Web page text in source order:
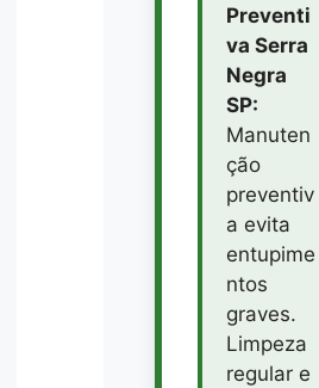
Preventi
va Serra
Negra
SP:
Manuten
ção
preventiv
a evita
entupime
ntos
graves.
Limpeza
regular e